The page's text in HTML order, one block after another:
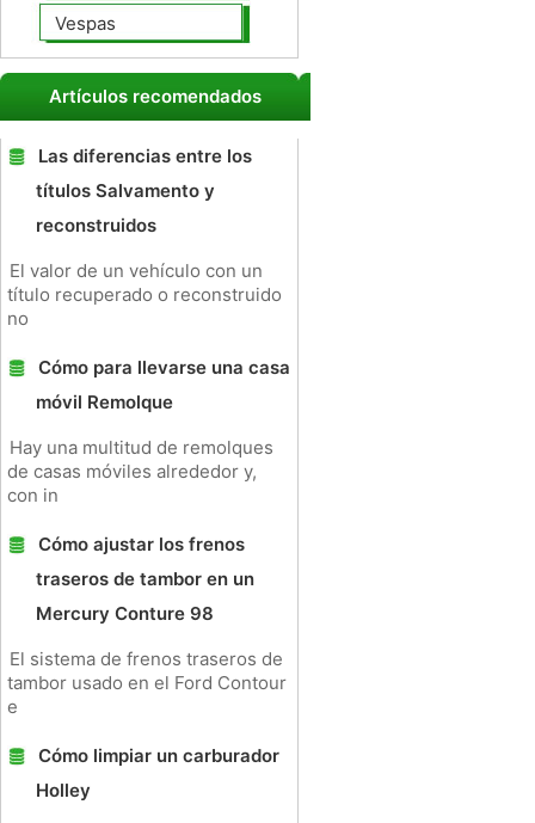
Vespas
Artículos recomendados
Las diferencias entre los
títulos Salvamento y
reconstruidos
El valor de un vehículo con un
título recuperado o reconstruido
no
Cómo para llevarse una casa
móvil Remolque
Hay una multitud de remolques
de casas móviles alrededor y,
con in
Cómo ajustar los frenos
traseros de tambor en un
Mercury Conture 98
El sistema de frenos traseros de
tambor usado en el Ford Contour
e
Cómo limpiar un carburador
Holley